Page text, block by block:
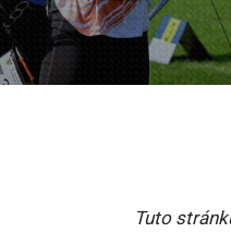
Tuto